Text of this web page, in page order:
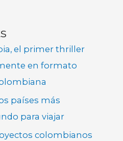
el primer thriller
en formato
países más
para viajar
colombianos